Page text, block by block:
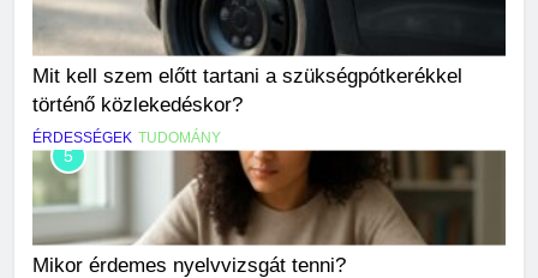
Mit kell szem előtt tartani a szükségpótkerékkel
történő közlekedéskor?
ÉRDESSÉGEK TUDOMÁNY
5
Mikor érdemes nyelvvizsgát tenni?